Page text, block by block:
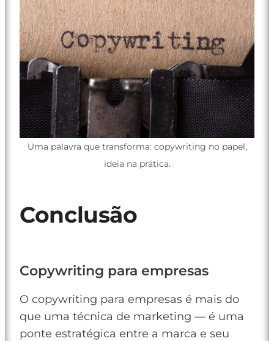
Uma palavra que transforma: copywriting no papel,
ideia na prática.
Conclusão
Copywriting para empresas
O copywriting para empresas é mais do
que uma técnica de marketing — é uma
ponte estratégica entre a marca e seu